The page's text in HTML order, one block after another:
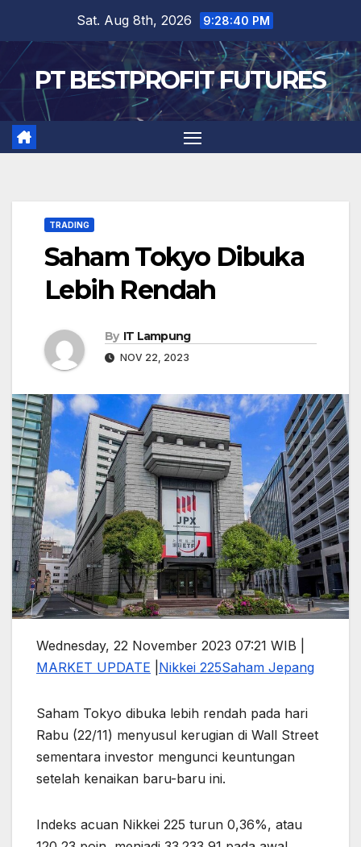
content
Sat. Aug 8th, 2026 9:28:41 PM
PT BESTPROFIT FUTURES
TRADING
Saham Tokyo Dibuka
Lebih Rendah
By IT Lampung
NOV 22, 2023
Wednesday, 22 November 2023 07:21 WIB |
MARKET UPDATE Nikkei 225Saham Jepang
Saham Tokyo dibuka lebih rendah pada hari
Rabu (22/11) menyusul kerugian di Wall Street
sementara investor mengunci keuntungan
setelah kenaikan baru-baru ini.
Indeks acuan Nikkei 225 turun 0,36%, atau